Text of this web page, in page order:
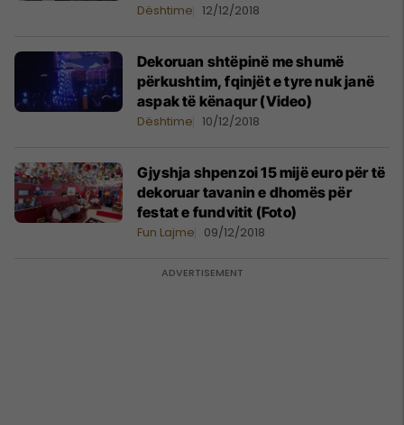
Dështime 12/12/2018
Dekoruan shtëpinë me shumë
përkushtim, fqinjët e tyre nuk janë
aspak të kënaqur (Video)
Dështime 10/12/2018
Gjyshja shpenzoi 15 mijë euro për të
dekoruar tavanin e dhomës për
festat e fundvitit (Foto)
Fun Lajme 09/12/2018